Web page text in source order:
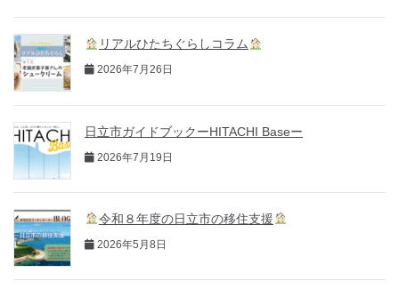
リアルひたちぐらしコラム
2026年7月26日
日立市ガイドブックーHITACHI Baseー
2026年7月19日
令和８年度の日立市の移住支援
2026年5月8日